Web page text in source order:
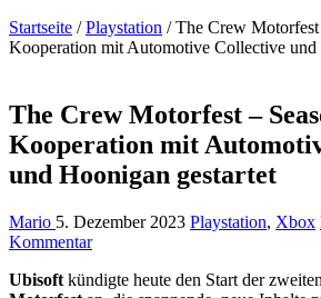
Startseite / Playstation / The Crew Motorfest
Kooperation mit Automotive Collective und
The Crew Motorfest –
Kooperation mit
und Hoonigan gestartet
Mario 5. Dezember 2023 Playstation, Xbox
Kommentar
Ubisoft kündigte heute den Start der